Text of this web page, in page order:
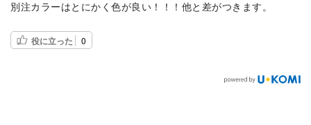
別注カラーはとにかく色が良い！！！他と差がつきます。
役に立った 0